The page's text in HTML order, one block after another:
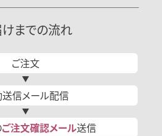
までの流れ
ご注文
送信メール配信
ご注文確認メール送信